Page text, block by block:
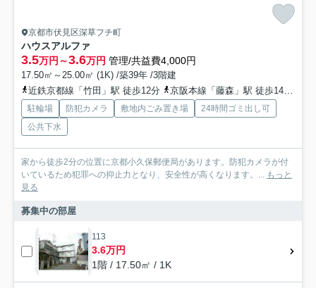
京都市伏見区深草フチ町
ハウスアルファ
3.5万円～3.6万円 管理/共益費4,000円
17.50㎡～25.00㎡ (1K) /築39年 /3階建
近鉄京都線「竹田」駅 徒歩12分
京阪本線「藤森」駅 徒歩14分
駐輪場 防犯カメラ 敷地内ごみ置き場
24時間ゴミ出し可
公共下水
家から徒歩2分の位置に京都小久保郵便局があります。防犯カメラが付
いているため犯罪への抑止力となり、安全性が高くなります。... もっと
見る
募集中の部屋
113
3.6万円
1階 / 17.50㎡ / 1K